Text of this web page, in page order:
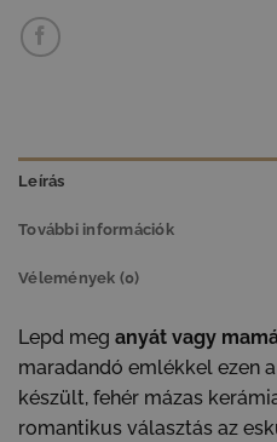
Leírás
További információk
Vélemények (0)
Lepd meg anyát vagy
maradandó emlékkel ezen
készült, fehér mázas
romantikus választás az